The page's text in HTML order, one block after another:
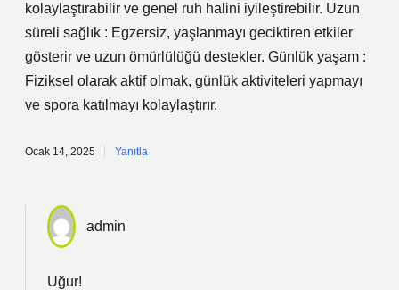
kolaylaştırabilir ve genel ruh halini iyileştirebilir. Uzun
süreli sağlık : Egzersiz, yaşlanmayı geciktiren etkiler
gösterir ve uzun ömürlülüğü destekler. Günlük yaşam :
Fiziksel olarak aktif olmak, günlük aktiviteleri yapmayı
ve spora katılmayı kolaylaştırır.
Ocak 14, 2025 Yanıtla
Uğur!